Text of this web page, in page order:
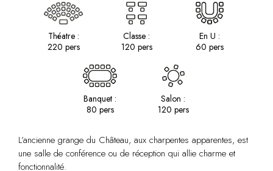
Théatre :
220 pers
Classe :
120 pers
En U :
60 pers
Banquet :
80 pers
Salon :
120 pers
L’ancienne grange du Château, aux charpentes apparentes, est
une salle de conférence ou de réception qui allie charme et
fonctionnalité.